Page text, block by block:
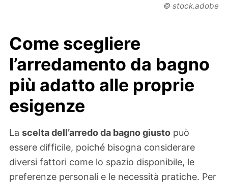
© stock.adobe
Come scegliere
l’arredamento da bagno
più adatto alle proprie
esigenze
La scelta dell’arredo da bagno giusto può
essere difficile, poiché bisogna considerare
diversi fattori come lo spazio disponibile, le
preferenze personali e le necessità pratiche. Per